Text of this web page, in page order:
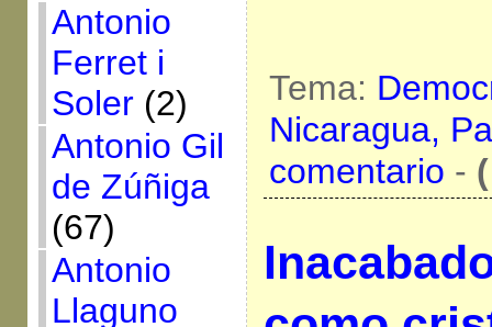
Antonio
Ferret i
Soler(2)
Antonio Gil
de Zúñiga
(67)
Antonio
Llaguno
Tema:
Nicaragua,
comentario -